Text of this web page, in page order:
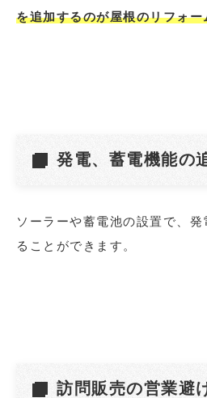
を追加するのが屋根のリフォー
発電、蓄電機能の
ソーラーや蓄電池の設置で、
ることができます。
訪問販売の営業避